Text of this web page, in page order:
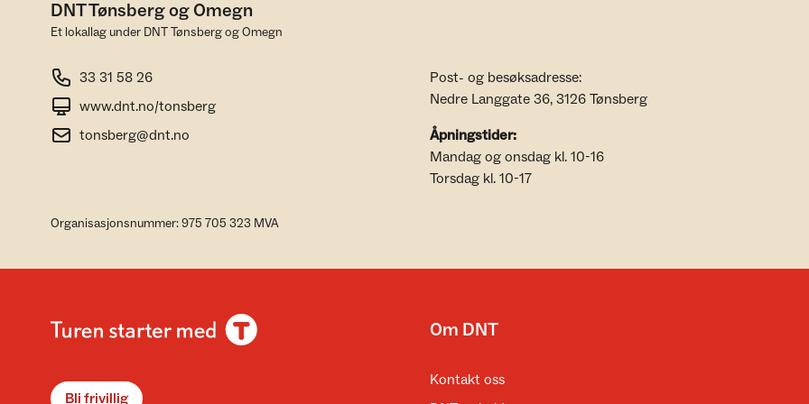
DNT Tønsberg og Omegn
Et lokallag under DNT Tønsberg og Omegn
33 31 58 26
www.dnt.no/tonsberg
tonsberg@dnt.no
Post- og besøksadresse:
Nedre Langgate 36, 3126 Tønsberg
Åpningstider:
Mandag og onsdag kl. 10-16
Torsdag kl. 10-17
Organisasjonsnummer: 975 705 323 MVA
Bli frivillig
Om DNT
Kontakt oss